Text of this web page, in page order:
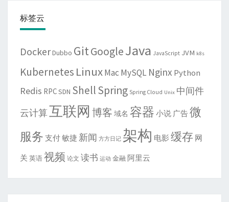
标签云
DockerDubbo GitGoogleJava JavaScript JVM k8s
Kubernetes LinuxMac MySQL Nginx Python
Redis RPCSDN ShellSpring Spring Cloud Unix 中间件
云计算互联网 博客 域名 容器 小说 广告微
服务 支付敏捷 新闻 方方日记 架构 电影 缓存 网
关 英语视频 论文 读书 运动 金融 阿里云